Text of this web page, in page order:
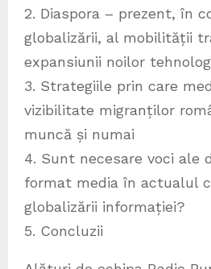
2. Diaspora – prezent, în
globalizării, al mobilității
expansiunii noilor
3. Strategiile prin care
vizibilitate migranților
muncă și numai
4. Sunt necesare voci ale
format media în actualul
globalizării informației?
5. Concluzii